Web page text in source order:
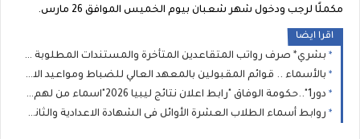
مكملًا لرجب ودخول شهر شعبان بيوم الخميس الموافق 26 مارس.
اقرا ايضا
بشري* صرف رواتب المتقاعدين المتأخرة والمستندات المطلوبة لإنجاز معاملات المعاشات والمنافع الخاصة بالعسكريين
بالأسماء .. قوائم المقبولين بالمعهد العالي للضباط ومواعيد الاختبارات تعلنها الداخلية الليبية
دور1"..حكومة الوفاق "رابط اعلان نتائج ليبيا 2026"اسماء من لهم دور ثان" : نتيجة الشهادة الاعدادية الصف الثالث الاعدادى برقم الجلوس
روابط أسماء الطلاب العشرة الأوائل فى الشهادة الاعدادية والثانوية ليبيا 2026 طريقة الاستعلام عن نتيجة الشهاده الاعداديه ليبيا بالاسم